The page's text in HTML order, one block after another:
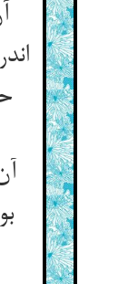
حالتت هست آزمون‌‌